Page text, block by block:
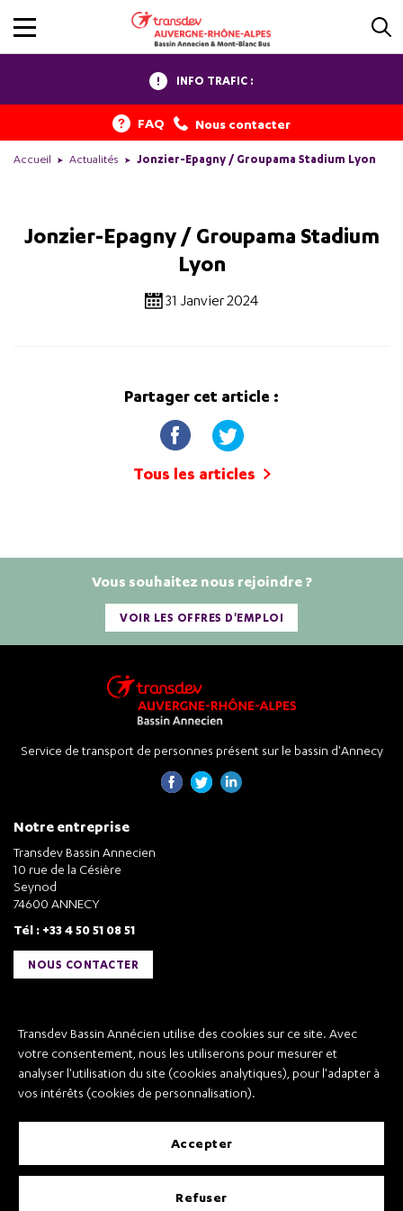
Transdev Bassin Annécien utilise des cookies sur ce site. Avec
votre consentement, nous les utiliserons pour mesurer et
analyser l'utilisation du site (cookies analytiques), pour l'adapter à
vos intérêts (cookies de personnalisation).
accepter
refuser
INFO TRAFIC :
FAQ Nous contacter
Accueil Actualités Jonzier-Epagny / Groupama Stadium Lyon
Jonzier-Epagny / Groupama Stadium
Lyon
31 Janvier 2024
Partager cet article :
Tous les articles
Vous souhaitez nous rejoindre ?
VOIR LES OFFRES D'EMPLOI
Service de transport de personnes présent sur le bassin d'Annecy
Notre entreprise
Transdev Bassin Annecien
10 rue de la Césière
Seynod
74600 ANNECY
Tél : +33 4 50 51 08 51
NOUS CONTACTER
Transdev Bassin Annécien
Recrutement
Conditions Générales de Vente et Transport